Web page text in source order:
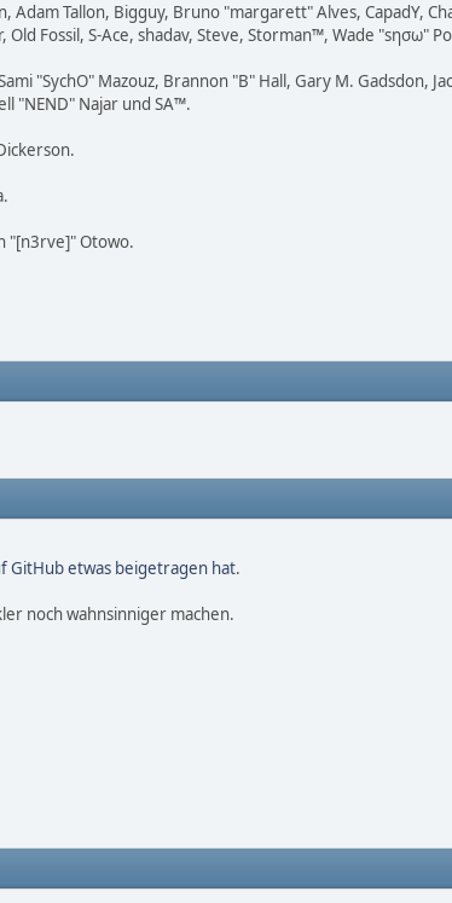
Tallon, Bigguy, Bruno "margarett" Alves, CapadY,
Fossil, S-Ace, shadav, Steve, Storman™, Wade "sησω"
"SychO" Mazouz, Brannon "B" Hall, Gary M. Gadsdon,
"NEND" Najar und SA™.
"[n3rve]" Otowo.
GitHub etwas beigetragen hat.
noch wahnsinniger machen.